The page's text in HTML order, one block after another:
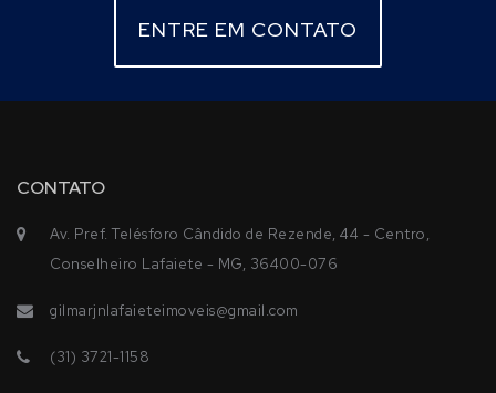
ENTRE EM CONTATO
CONTATO
Av. Pref. Telésforo Cândido de Rezende, 44 - Centro,
Conselheiro Lafaiete - MG, 36400-076
gilmarjnlafaieteimoveis@gmail.com
(31) 3721-1158